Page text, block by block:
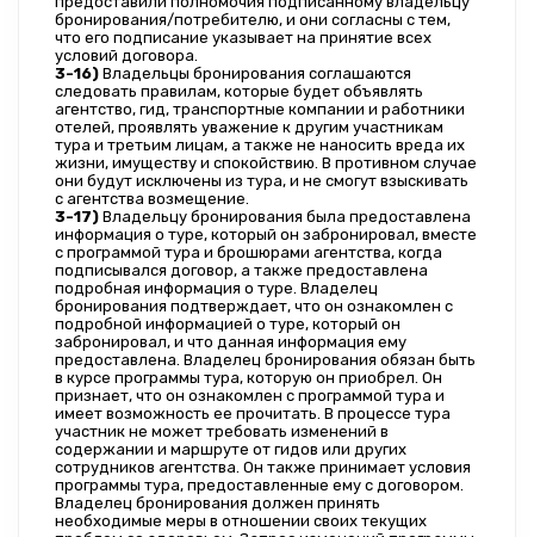
бронирования/потребителю, и они согласны с тем,
что его подписание указывает на принятие всех
условий договора.
3-16) Владельцы бронирования соглашаются
следовать правилам, которые будет объявлять
агентство, гид, транспортные компании и работники
отелей, проявлять уважение к другим участникам
тура и третьим лицам, а также не наносить вреда их
жизни, имуществу и спокойствию. В противном случае
они будут исключены из тура, и не смогут взыскивать
с агентства возмещение.
3-17) Владельцу бронирования была предоставлена
информация о туре, который он забронировал, вместе
с программой тура и брошюрами агентства, когда
подписывался договор, а также предоставлена
подробная информация о туре. Владелец
бронирования подтверждает, что он ознакомлен с
подробной информацией о туре, который он
забронировал, и что данная информация ему
предоставлена. Владелец бронирования обязан быть
в курсе программы тура, которую он приобрел. Он
признает, что он ознакомлен с программой тура и
имеет возможность ее прочитать. В процессе тура
участник не может требовать изменений в
содержании и маршруте от гидов или других
сотрудников агентства. Он также принимает условия
программы тура, предоставленные ему с договором.
Владелец бронирования должен принять
необходимые меры в отношении своих текущих